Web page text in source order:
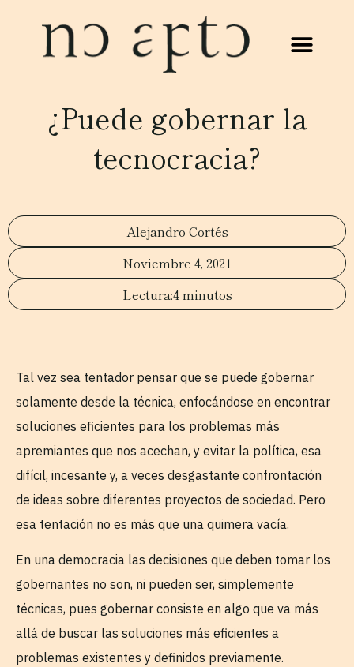
¿Puede gobernar la
tecnocracia?
Alejandro Cortés
Noviembre 4, 2021
4 minutos
Tal vez sea tentador pensar que se puede gobernar
solamente desde la técnica, enfocándose en encontrar
soluciones eficientes para los problemas más
apremiantes que nos acechan, y evitar la política, esa
difícil, incesante y, a veces desgastante confrontación
de ideas sobre diferentes proyectos de sociedad. Pero
esa tentación no es más que una quimera vacía.
En una democracia las decisiones que deben tomar los
gobernantes no son, ni pueden ser, simplemente
técnicas, pues gobernar consiste en algo que va más
allá de buscar las soluciones más eficientes a
problemas existentes y definidos previamente.